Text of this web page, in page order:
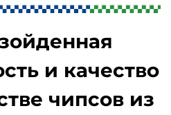
и качество
чипсов из